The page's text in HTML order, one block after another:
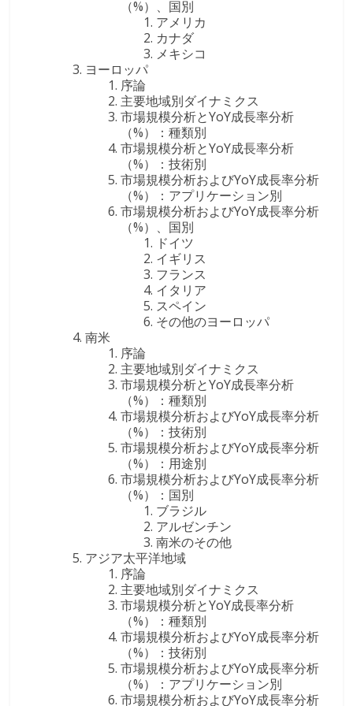
（%）、国別
アメリカ
カナダ
メキシコ
ヨーロッパ
序論
主要地域別ダイナミクス
市場規模分析とYoY成長率分析
（%）：種類別
市場規模分析とYoY成長率分析
（%）：技術別
市場規模分析およびYoY成長率分析
（%）：アプリケーション別
市場規模分析およびYoY成長率分析
（%）、国別
ドイツ
イギリス
フランス
イタリア
スペイン
その他のヨーロッパ
南米
序論
主要地域別ダイナミクス
市場規模分析とYoY成長率分析
（%）：種類別
市場規模分析およびYoY成長率分析
（%）：技術別
市場規模分析およびYoY成長率分析
（%）：用途別
市場規模分析およびYoY成長率分析
（%）：国別
ブラジル
アルゼンチン
南米のその他
アジア太平洋地域
序論
主要地域別ダイナミクス
市場規模分析とYoY成長率分析
（%）：種類別
市場規模分析およびYoY成長率分析
（%）：技術別
市場規模分析およびYoY成長率分析
（%）：アプリケーション別
市場規模分析およびYoY成長率分析